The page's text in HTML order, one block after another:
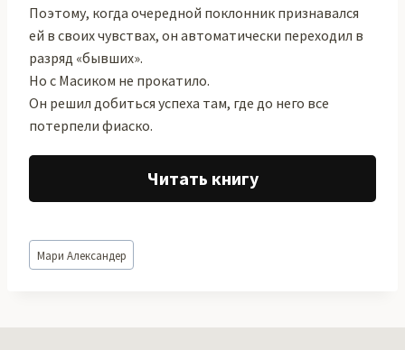
Поэтому, когда очередной поклонник признавался
ей в своих чувствах, он автоматически переходил в
разряд «бывших».
Но с Масиком не прокатило.
Он решил добиться успеха там, где до него все
потерпели фиаско.
Читать книгу
Метки
записи:
Мари Александер